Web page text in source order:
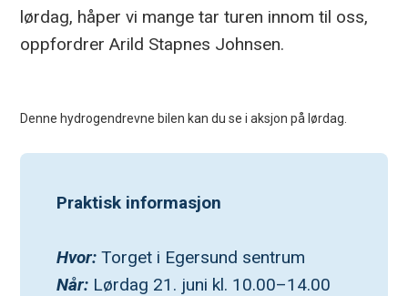
lørdag, håper vi mange tar turen innom til oss,
oppfordrer Arild Stapnes Johnsen.
Denne hydrogendrevne bilen kan du se i aksjon på lørdag.
Praktisk informasjon
Hvor: Torget i Egersund sentrum
Når: Lørdag 21. juni kl. 10.00–14.00